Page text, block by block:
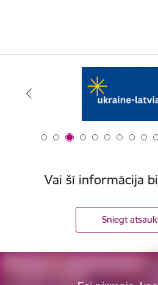
Vai šī informācija
Sniegt